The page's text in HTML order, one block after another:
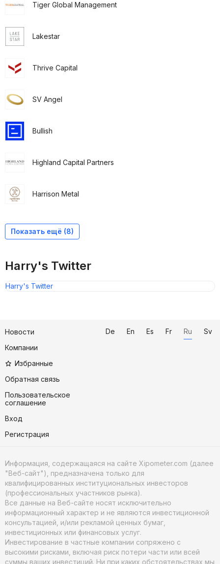
Tiger Global Management
Lakestar
Thrive Capital
SV Angel
Bullish
Highland Capital Partners
Harrison Metal
Показать ещё (8)
Harry's Twitter
Harry's Twitter
Новости
Компании
Избранные
Обратная связь
Пользовательское
соглашение
Вход
Регистрация
De En Es Fr Ru Sv
Информация, содержащаяся на сайте Xipometer.com (далее
"Веб-сайт"), предназначена только для
квалифицированных институциональных инвесторов
(профессиональных участников рынка).
Все данные на Веб-сайте носят исключительно
информационный характер и не являются инвестиционной
консультацией, и/или рекламой ценных бумаг,
инвестиционных или финансовых услуг.
Инвестирование в частные компании сопряжено с
высокими рисками, включая риск потери части или всей
суммы ваших инвестиций. Ни при каких обстоятельствах мы